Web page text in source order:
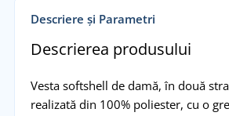
Descriere și Parametri
Descrierea produsului
Vesta softshell de damă, în două
realizată din 100% poliester, cu o